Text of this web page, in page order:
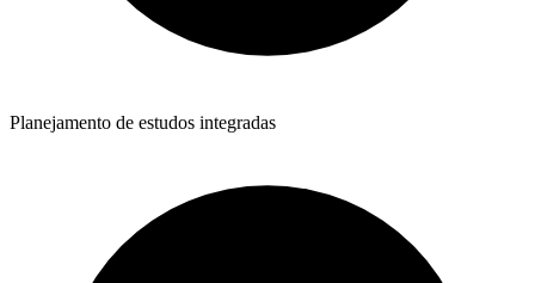
Planejamento de estudos integradas